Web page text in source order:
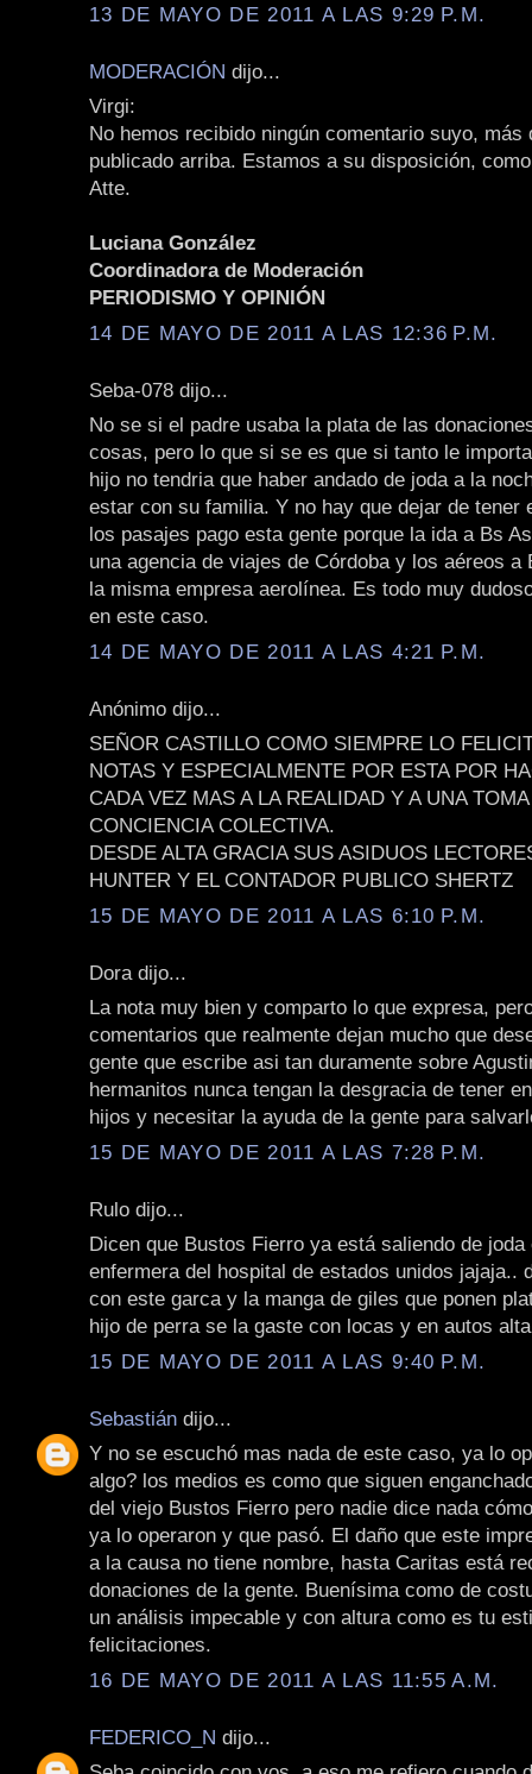
13 DE MAYO DE 2011 A LAS 9:29 P.M.
MODERACIÓN dijo...
Virgi:
No hemos recibido ningún comentario suyo, más
publicado arriba. Estamos a su disposición,
Atte.
Luciana González
Coordinadora de Moderación
PERIODISMO Y OPINIÓN
14 DE MAYO DE 2011 A LAS 12:36 P.M.
Seba-078 dijo...
No se si el padre usaba la plata de las
cosas, pero lo que si se es que si tanto le
hijo no tendria que haber andado de joda a la
estar con su familia. Y no hay que dejar de tener
los pasajes pago esta gente porque la ida a Bs
una agencia de viajes de Córdoba y los aéreos a
la misma empresa aerolínea. Es todo muy
en este caso.
14 DE MAYO DE 2011 A LAS 4:21 P.M.
Anónimo dijo...
SEÑOR CASTILLO COMO SIEMPRE LO
NOTAS Y ESPECIALMENTE POR ESTA POR
CADA VEZ MAS A LA REALIDAD Y A UNA
CONCIENCIA COLECTIVA.
DESDE ALTA GRACIA SUS ASIDUOS
HUNTER Y EL CONTADOR PUBLICO SHERTZ
15 DE MAYO DE 2011 A LAS 6:10 P.M.
Dora dijo...
La nota muy bien y comparto lo que expresa,
comentarios que realmente dejan mucho que
gente que escribe asi tan duramente sobre
hermanitos nunca tengan la desgracia de tener
hijos y necesitar la ayuda de la gente para
15 DE MAYO DE 2011 A LAS 7:28 P.M.
Rulo dijo...
Dicen que Bustos Fierro ya está saliendo de joda
enfermera del hospital de estados unidos jajaja..
con este garca y la manga de giles que ponen
hijo de perra se la gaste con locas y en autos
15 DE MAYO DE 2011 A LAS 9:40 P.M.
Sebastián dijo...
Y no se escuchó mas nada de este caso, ya lo
algo? los medios es como que siguen
del viejo Bustos Fierro pero nadie dice nada
ya lo operaron y que pasó. El daño que este
a la causa no tiene nombre, hasta Caritas está
donaciones de la gente. Buenísima como de
un análisis impecable y con altura como es tu
felicitaciones.
16 DE MAYO DE 2011 A LAS 11:55 A.M.
FEDERICO_N dijo...